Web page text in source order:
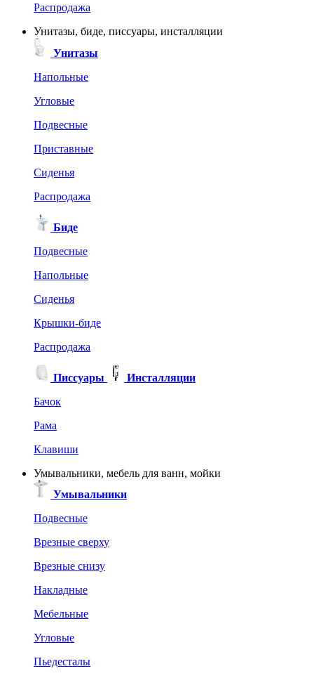
Распродажа
Унитазы, биде, писсуары, инсталляции
Унитазы
Напольные
Угловые
Подвесные
Приставные
Сиденья
Распродажа
Биде
Подвесные
Напольные
Сиденья
Крышки-биде
Распродажа
Писсуары
Инсталляции
Бачок
Рама
Клавиши
Умывальники, мебель для ванн, мойки
Умывальники
Подвесные
Врезные сверху
Врезные снизу
Накладные
Мебельные
Угловые
Пьедесталы